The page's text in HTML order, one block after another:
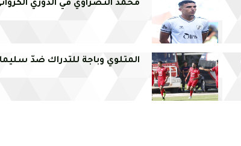
محمد النصراوي في الدوري
المتلوي وباجة للتدراك ضدّ